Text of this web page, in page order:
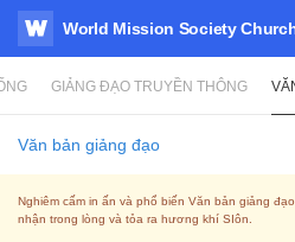
WATV
World Mission Society
GIẢNG ĐẠO TRUYỀN THÔNG
Văn bản giảng đạo
Nghiêm cấm in ấn và phổ biến Văn bản giảng
nhận trong lòng và tỏa ra hương khí SIôn.